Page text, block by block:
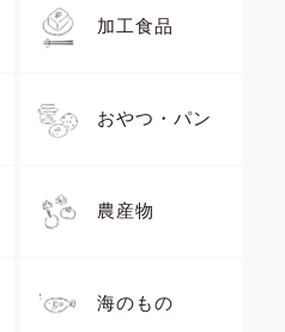
加工食品
おやつ・パン
農産物
海のもの